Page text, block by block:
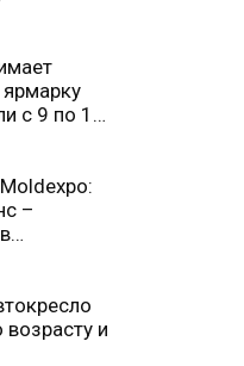
с 9 по 14
–
и